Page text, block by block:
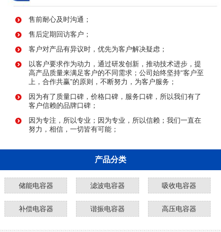
售前耐心及时沟通；
售后定期回访客户；
客户对产品有异议时，优先为客户解决疑虑；
以客户要求作为动力，通过研发创新，推动技术进步，提
高产品质量来满足客户的不同需求；公司始终坚持“客户至
上，合作共赢”的原则，不断努力，为客户服务；
因为有了质量口碑，价格口碑，服务口碑，所以我们有了
客户信赖的品牌口碑；
因为专注，所以专业；因为专业，所以信赖；我们一直在
努力，相信，一切皆有可能；
产品分类
储能电容器 滤波电容器 吸收电容器
补偿电容器 谐振电容器 高压电容器